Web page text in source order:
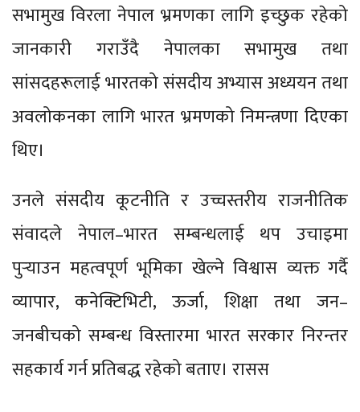
सभामुख विरला नेपाल भ्रमणका लागि इच्छुक रहेको
जानकारी गराउँदै नेपालका सभामुख तथा
सांसदहरूलाई भारतको संसदीय अभ्यास अध्ययन तथा
अवलोकनका लागि भारत भ्रमणको निमन्त्रणा दिएका
थिए।
उनले संसदीय कूटनीति र उच्चस्तरीय राजनीतिक
संवादले नेपाल–भारत सम्बन्धलाई थप उचाइमा
पुर्‍याउन महत्वपूर्ण भूमिका खेल्ने विश्वास व्यक्त गर्दै
व्यापार, कनेक्टिभिटी, ऊर्जा, शिक्षा तथा जन–
जनबीचको सम्बन्ध विस्तारमा भारत सरकार निरन्तर
सहकार्य गर्न प्रतिबद्ध रहेको बताए। रासस